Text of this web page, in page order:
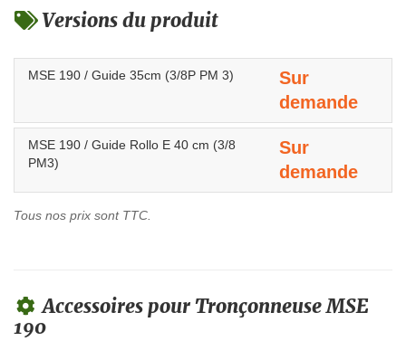
Versions du produit
MSE 190 / Guide 35cm (3/8P PM 3)
Sur
demande
MSE 190 / Guide Rollo E 40 cm (3/8
PM3)
Sur
demande
Tous nos prix sont TTC.
Accessoires pour Tronçonneuse MSE
190